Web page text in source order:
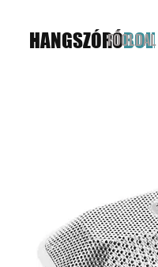
HANGSZÓRÓBOLT
FŐOLDAL